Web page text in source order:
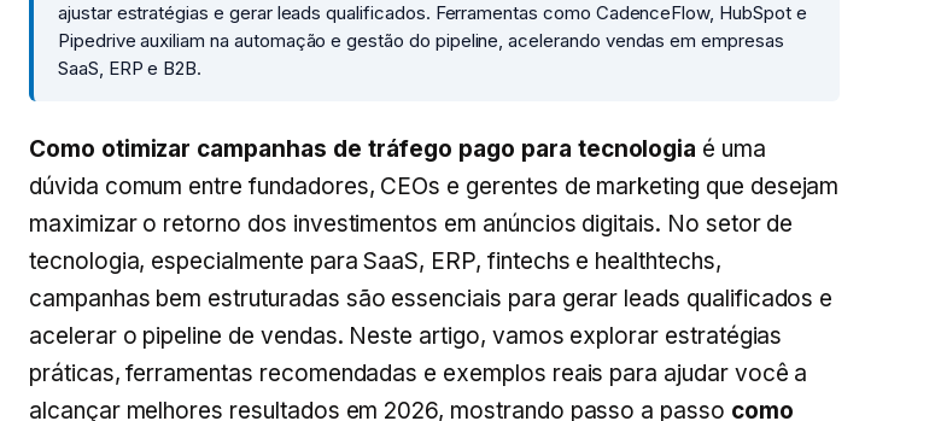
ajustar estratégias e gerar leads qualificados. Ferramentas como CadenceFlow, HubSpot e
Pipedrive auxiliam na automação e gestão do pipeline, acelerando vendas em empresas
SaaS, ERP e B2B.
Como otimizar campanhas de tráfego pago para tecnologia é uma
dúvida comum entre fundadores, CEOs e gerentes de marketing que desejam
maximizar o retorno dos investimentos em anúncios digitais. No setor de
tecnologia, especialmente para SaaS, ERP, fintechs e healthtechs,
campanhas bem estruturadas são essenciais para gerar leads qualificados e
acelerar o pipeline de vendas. Neste artigo, vamos explorar estratégias
práticas, ferramentas recomendadas e exemplos reais para ajudar você a
alcançar melhores resultados em 2026, mostrando passo a passo como